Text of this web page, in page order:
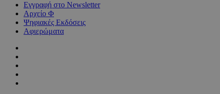
Εγγραφή στο Newsletter
Αρχείο Φ
Ψηφιακές Εκδόσεις
Αφιερώματα